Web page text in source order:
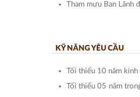
Tham mưu Ban Lãnh
KỸ NĂNG YÊU CẦU
Tối thiểu 10 năm
Tối thiểu 05 năm